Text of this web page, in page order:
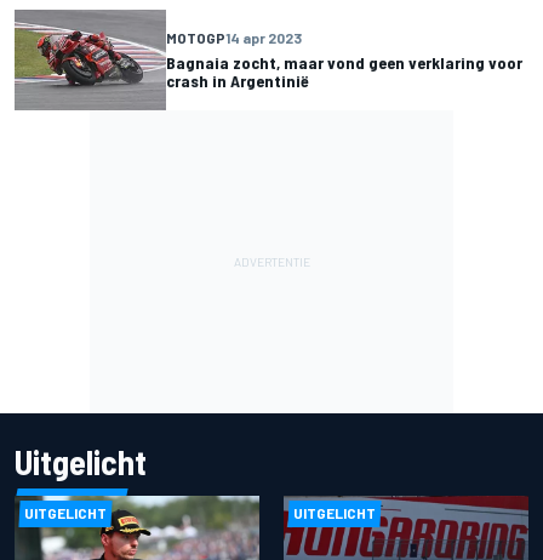
MOTOGP14 apr 2023
Bagnaia zocht, maar vond geen verklaring voor
crash in Argentinië
Uitgelicht
UITGELICHT UITGELICHT